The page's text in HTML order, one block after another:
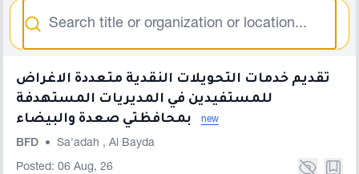
تقديم خدمات التحويلات النقدية متعددة الاغراض
للمستفيدين في المديريات المستهدفة
new
BFD • Sa'adah , Al Bayda
Posted: 06 Aug, 26